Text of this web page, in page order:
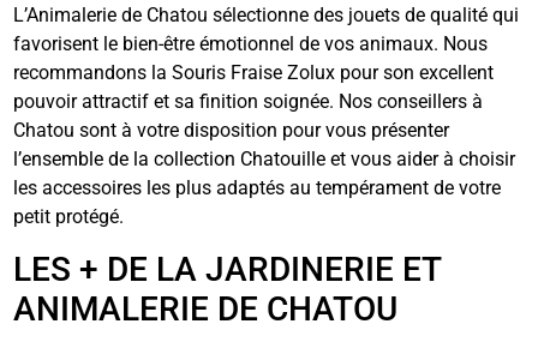
L’Animalerie de Chatou sélectionne des jouets de qualité qui
favorisent le bien-être émotionnel de vos animaux. Nous
recommandons la Souris Fraise Zolux pour son excellent
pouvoir attractif et sa finition soignée. Nos conseillers à
Chatou sont à votre disposition pour vous présenter
l’ensemble de la collection Chatouille et vous aider à choisir
les accessoires les plus adaptés au tempérament de votre
petit protégé.
LES + DE LA JARDINERIE ET
ANIMALERIE DE CHATOU